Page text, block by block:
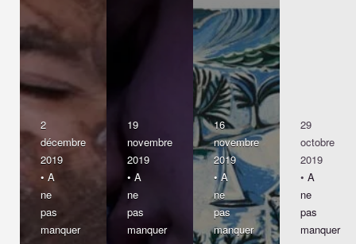
2
décembre
2019
• A
ne
pas
manquer
19
novembre
2019
• A
ne
pas
manquer
16
novembre
2019
•A
ne
pas
manquer
29
octobre
2019
• A
ne
pas
manquer